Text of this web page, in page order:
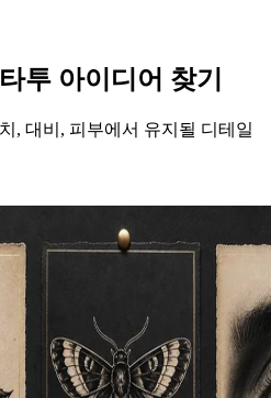
투 아이디어 찾기
, 대비, 피부에서 유지될 디테일